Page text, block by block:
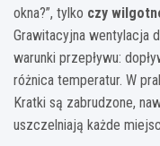
okna?”, tylko czy
Grawitacyjna wentylacja
warunki przepływu:
różnica temperatur. W
Kratki są zabrudzone,
uszczelniają każde